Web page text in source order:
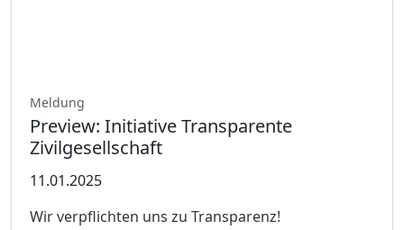
Meldung
Preview: Initiative Transparente
Zivilgesellschaft
11.01.2025
Wir verpflichten uns zu Transparenz!